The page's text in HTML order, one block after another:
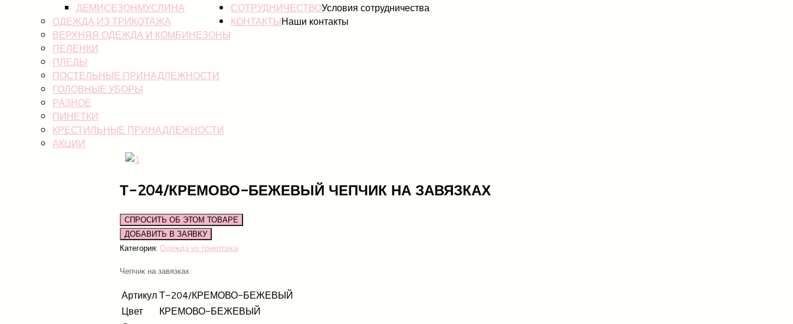
ДЕМИСЕЗОНМУСЛИНА
ОДЕЖДА ИЗ ТРИКОТАЖА
ВЕРХНЯЯ ОДЕЖДА И КОМБИНЕЗОНЫ
ПЕЛЕНКИ
ПЛЕДЫ
ПОСТЕЛЬНЫЕ ПРИНАДЛЕЖНОСТИ
ГОЛОВНЫЕ УБОРЫ
РАЗНОЕ
ПИНЕТКИ
КРЕСТИЛЬНЫЕ ПРИНАДЛЕЖНОСТИ
АКЦИИ
СОТРУДНИЧЕСТВОУсловия сотрудничества
КОНТАКТЫНаши контакты
Т-204/КРЕМОВО-БЕЖЕВЫЙ ЧЕПЧИК НА ЗАВЯЗКАХ
СПРОСИТЬ ОБ ЭТОМ ТОВАРЕ
Категория: Одежда из трикотажа
Чепчик на завязках.
АртикулТ-204/КРЕМОВО-БЕЖЕВЫЙ
Цвет
КРЕМОВО-БЕЖЕВЫЙ